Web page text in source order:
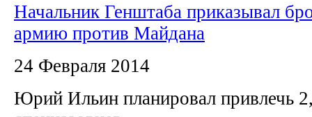
Начальник Генштаба приказывал
армию против Майдана
24 Февраля 2014
Юрий Ильин планировал привлечь